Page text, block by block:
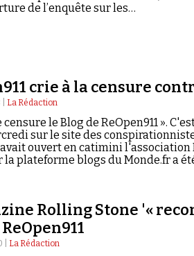
de l’enquête sur les…
crie à la censure
La Rédaction
censure le Blog de ReOpen911 ».
sur le site des
ouvert en catimini l'association
plateforme blogs du Monde.fr a
Rolling Stone '«
| La Rédaction